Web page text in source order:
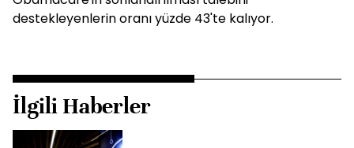
destekleyenlerin oranı yüzde 43'te kalıyor.
İlgili Haberler